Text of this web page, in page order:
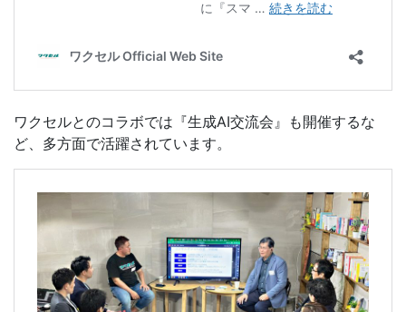
ワクセルとのコラボでは『生成AI交流会』も開催するな
ど、多方面で活躍されています。